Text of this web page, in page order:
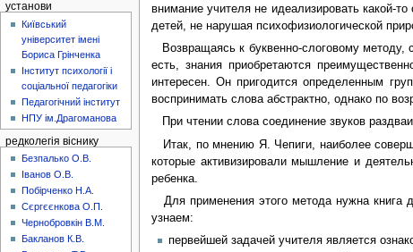
внимание учителя не идеализировать какой-
детей, не нарушая психофизиологической
Возвращаясь к буквенно-слоговому методу,
есть, знания приобретаются
интересен. Он пригодится определенным
воспринимать слова абстрактно, однако по
При чтении слова соединение звуков
Итак, по мнению Я. Чепиги, наиболее
которые активизировали мышление и
ребенка.
Для применения этого метода нужна книга
узнаем:
первейшей задачей учителя является
установи
Київський
університет імені
Бориса Грінченка
Інститут психології і
соціальної педагогіки
Педагогічний інститут
НПУ ім.Драгоманова
редколегія віснику
Безпалько О.В.
Іванов О.В.
Побірченко Н.А.
Сєргєєнкова О.П.
Чернобровкін В.М.
Бакланов К.В.